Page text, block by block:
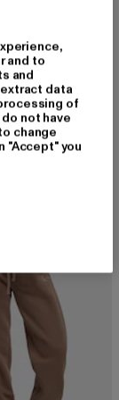
Cycling
and to
and
data
of
not have
change
"Accept" you